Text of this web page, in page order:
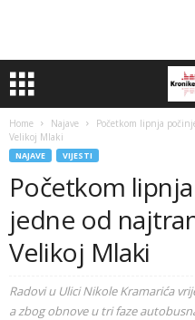
Home Najave
Početkom lipnja
Velikoj Mlaki
NAJAVE VIJESTI
Početkom
jedne od
Velikoj Mlaki
Radovi u Ulici Nikole Kramarića
a zbog obnove u tri faze